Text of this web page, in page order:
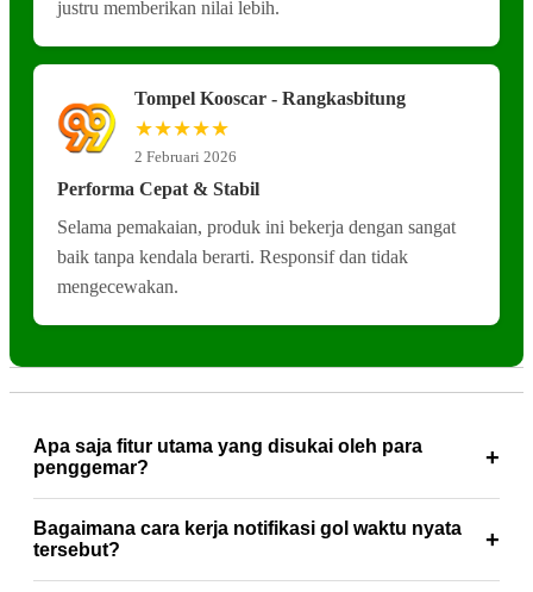
justru memberikan nilai lebih.
Tompel Kooscar - Rangkasbitung
★★★★★
2 Februari 2026
Performa Cepat & Stabil
Selama pemakaian, produk ini bekerja dengan sangat
baik tanpa kendala berarti. Responsif dan tidak
mengecewakan.
Apa saja fitur utama yang disukai oleh para
penggemar?
tercepat statistik penguasaan bola formasi pemain hingga
Bagaimana cara kerja notifikasi gol waktu nyata
tersebut?